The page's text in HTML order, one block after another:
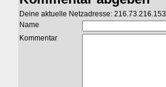
Deine aktuelle Netzadresse: 216.73.216.153
Name
Kommentar